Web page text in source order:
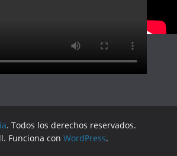
. Todos los derechos reservados.
Funciona con WordPress.